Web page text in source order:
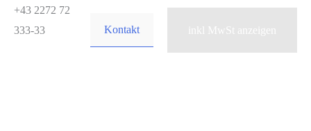
Zum
Inhalt
+43 2272 72
333-33
Kontakt